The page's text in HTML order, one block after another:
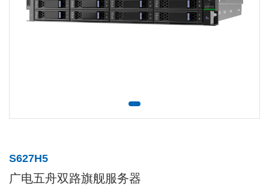
S627H5
广电五舟双路旗舰服务器